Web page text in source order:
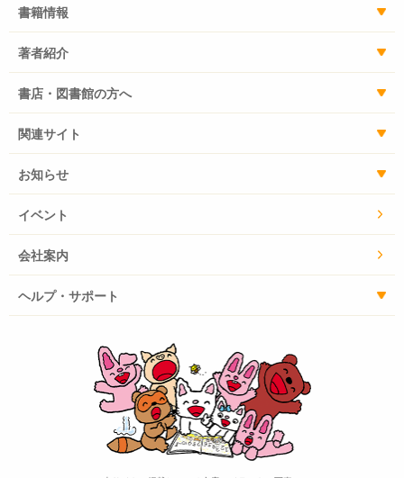
書籍情報
著者紹介
書店・図書館の方へ
関連サイト
お知らせ
イベント
会社案内
ヘルプ・サポート